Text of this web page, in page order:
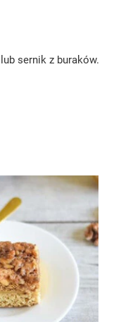
sernik z buraków.